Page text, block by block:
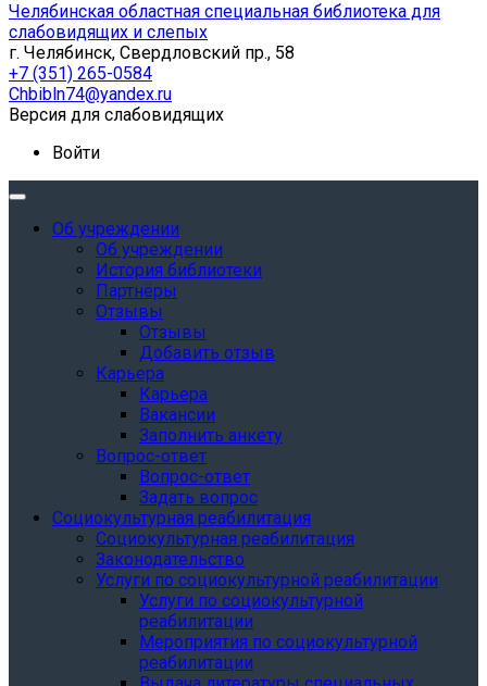
Челябинская областная специальная библиотека для
слабовидящих и слепых
г. Челябинск, Свердловский пр., 58
+7 (351) 265-0584
Chbibln74@yandex.ru
Версия для слабовидящих
Войти
Об учреждении
Об учреждении
История библиотеки
Партнёры
Отзывы
Отзывы
Добавить отзыв
Карьера
Карьера
Вакансии
Заполнить анкету
Вопрос-ответ
Вопрос-ответ
Задать вопрос
Социокультурная реабилитация
Социокультурная реабилитация
Законодательство
Услуги по социокультурной реабилитации
Услуги по социокультурной
реабилитации
Мероприятия по социокультурной
реабилитации